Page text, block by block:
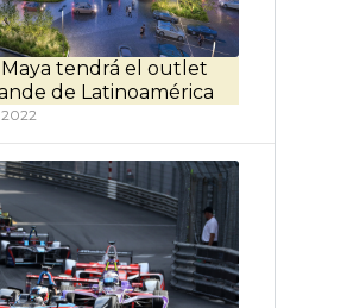
Maya tendrá el outlet
de Latinoamérica
2022